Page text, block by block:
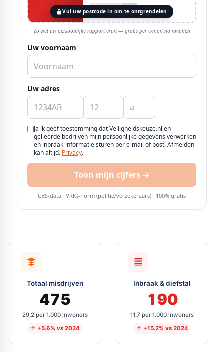
Totaal misdrijven
475
29,2 per 1.000 inwoners
↑ +5.6% vs 2024
Inbraak & diefstal
190
11,7 per 1.000 inwoners
↑ +15.2% vs 2024